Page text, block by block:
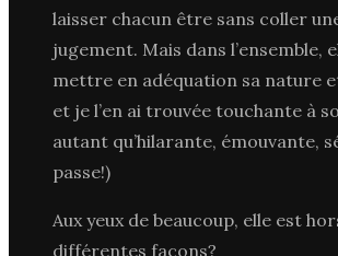
laisser chacun être sans coller
jugement. Mais dans l’ensemble,
mettre en adéquation sa nature
et je l’en ai trouvée touchante à
autant qu’hilarante, émouvante,
passe!)
Aux yeux de beaucoup, elle est
différentes façons?